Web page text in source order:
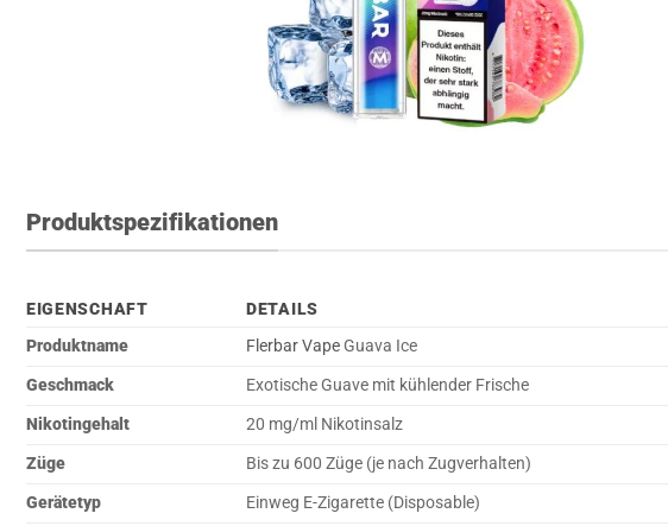
Produktspezifikationen
EIGENSCHAFT
DETAILS
Produktname
Flerbar VapeGuava Ice
Geschmack
Exotische Guave mit kühlender Frische
Nikotingehalt
20 mg/ml Nikotinsalz
Züge
Bis zu 600 Züge (je nach Zugverhalten)
Gerätetyp
Einweg E-Zigarette (Disposable)